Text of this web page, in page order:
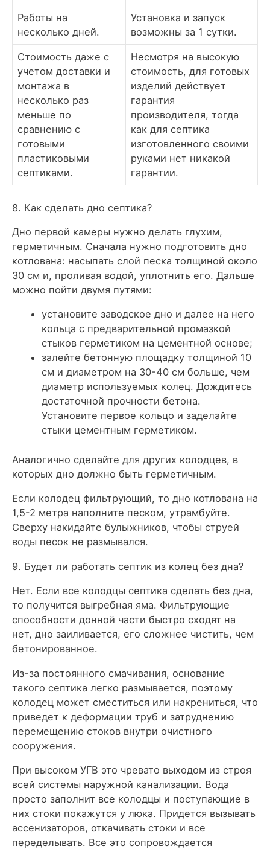
Работы на
несколько дней.
Установка и запуск
возможны за 1 сутки.
Стоимость даже с
учетом доставки и
монтажа в
несколько раз
меньше по
сравнению с
готовыми
пластиковыми
септиками.
Несмотря на высокую
стоимость, для готовых
изделий действует
гарантия
производителя, тогда
как для септика
изготовленного своими
руками нет никакой
гарантии.
8. Как сделать дно септика?
Дно первой камеры нужно делать глухим,
герметичным. Сначала нужно подготовить дно
котлована: насыпать слой песка толщиной около
30 см и, проливая водой, уплотнить его. Дальше
можно пойти двумя путями:
установите заводское дно и далее на него
кольца с предварительной промазкой
стыков герметиком на цементной основе;
залейте бетонную площадку толщиной 10
см и диаметром на 30-40 см больше, чем
диаметр используемых колец. Дождитесь
достаточной прочности бетона.
Установите первое кольцо и заделайте
стыки цементным герметиком.
Аналогично сделайте для других колодцев, в
которых дно должно быть герметичным.
Если колодец фильтрующий, то дно котлована на
1,5-2 метра наполните песком, утрамбуйте.
Сверху накидайте булыжников, чтобы струей
воды песок не размывался.
9. Будет ли работать септик из колец без дна?
Нет. Если все колодцы септика сделать без дна,
то получится выгребная яма. Фильтрующие
способности донной части быстро сходят на
нет, дно заиливается, его сложнее чистить, чем
бетонированное.
Из-за постоянного смачивания, основание
такого септика легко размывается, поэтому
колодец может сместиться или накрениться, что
приведет к деформации труб и затруднению
перемещению стоков внутри очистного
сооружения.
При высоком УГВ это чревато выходом из строя
всей системы наружной канализации. Вода
просто заполнит все колодцы и поступающие в
них стоки покажутся у люка. Придется вызывать
ассенизаторов, откачивать стоки и все
переделывать. Все это сопровождается